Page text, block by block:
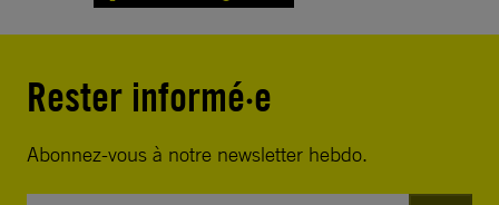
Rester informé·e
Abonnez-vous à notre newsletter hebdo.